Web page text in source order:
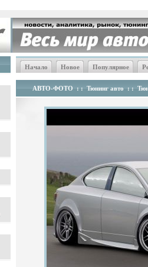
Начало Новое Популярное
АВТО-ФОТО : : Тюнинг авто : :